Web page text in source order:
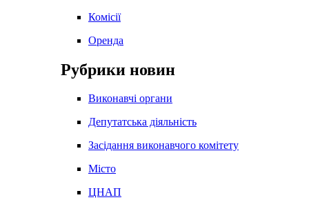
Комісії
Оренда
Рубрики новин
Виконавчі органи
Депутатська діяльність
Засідання виконавчого комітету
Місто
ЦНАП